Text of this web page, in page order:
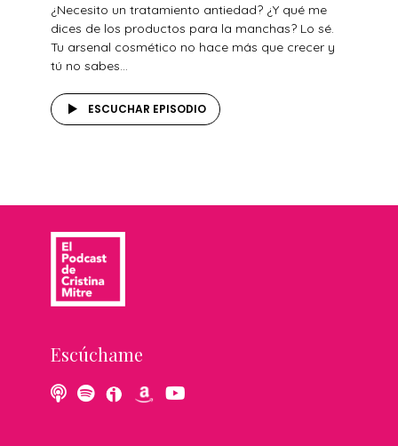
¿Necesito un tratamiento antiedad? ¿Y qué me
dices de los productos para la manchas? Lo sé.
Tu arsenal cosmético no hace más que crecer y
tú no sabes...
ESCUCHAR EPISODIO
Escúchame